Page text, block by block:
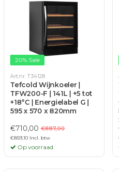
20% Sale
Art.nr. T34128
Tefcold Wijnkoeler |
TFW200-F | 141L | +5 tot
+18°C | Energielabel G |
595 x 570 x 820mm
€710,00 €887,00
€859,10 Incl. btw
Op voorraad